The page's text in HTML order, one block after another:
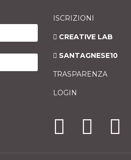
ISCRIZIONI
CREATIVE LAB
SANTAGNESE10
TRASPARENZA
LOGIN